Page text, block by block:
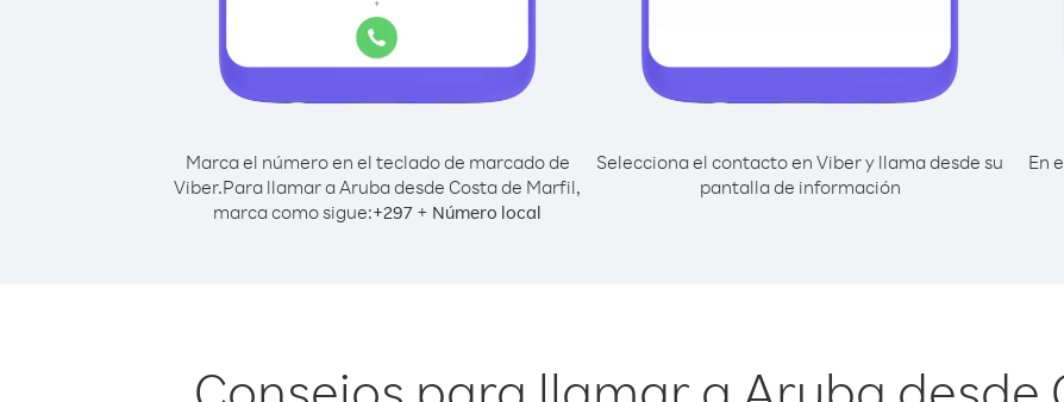
Marca el número en el teclado de marcado de
Viber.Para llamar a Aruba desde Costa de Marfil,
marca como sigue:+297 + Número local
Selecciona el contacto en Viber y llama desde su
pantalla de información
En